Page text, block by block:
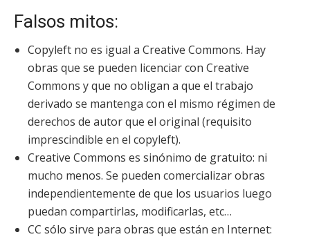
Falsos mitos:
Copyleft no es igual a Creative Commons. Hay
obras que se pueden licenciar con Creative
Commons y que no obligan a que el trabajo
derivado se mantenga con el mismo régimen de
derechos de autor que el original (requisito
imprescindible en el copyleft).
Creative Commons es sinónimo de gratuito: ni
mucho menos. Se pueden comercializar obras
independientemente de que los usuarios luego
puedan compartirlas, modificarlas, etc…
CC sólo sirve para obras que están en Internet: